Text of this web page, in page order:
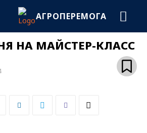
АГРОПЕРЕМОГА
НА МАЙСТЕР-КЛАСС